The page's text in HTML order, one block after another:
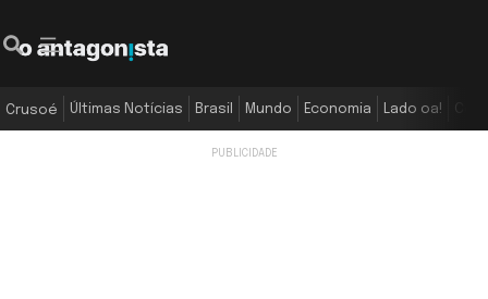
Crusoé Últimas Notícias Brasil Mundo Economia Lado oa!